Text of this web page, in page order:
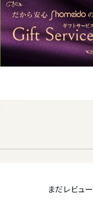
まだレビュ